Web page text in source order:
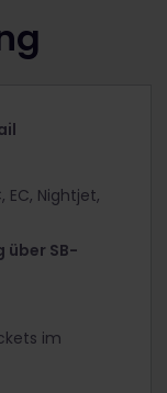
Nightjet,
über SB-
im